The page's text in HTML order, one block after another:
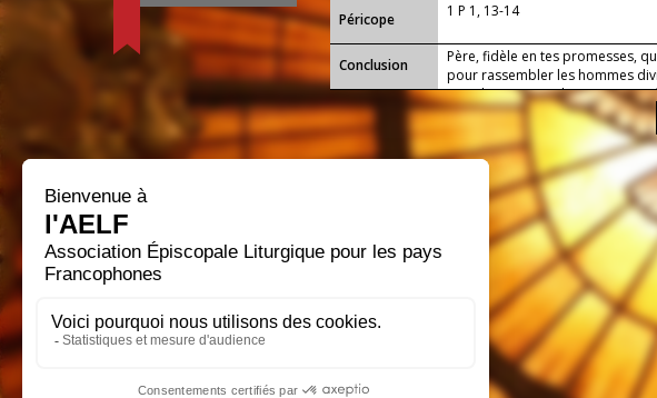
Péricope 1 P 1, 13-14
Conclusion
Père, fidèle en tes promesses,
pour rassembler les hommes
nous les artisans de ta paix. Par
Seigneur. Amen.